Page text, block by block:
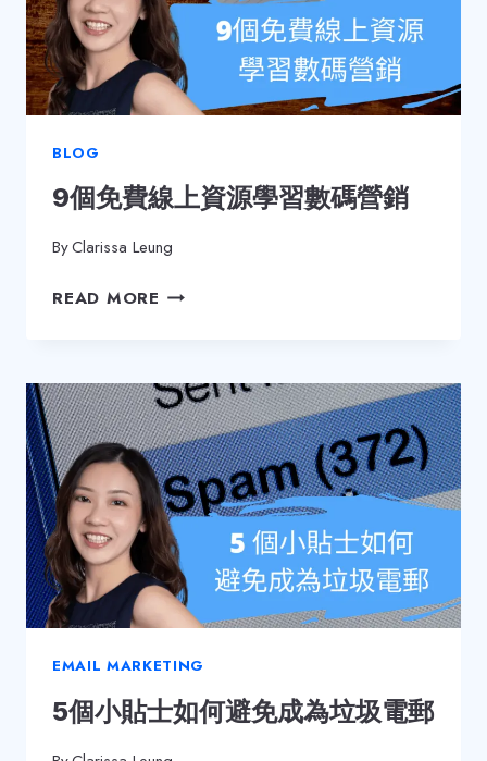
見
的
客
戶
痛
BLOG
9個免費線上資源學習數碼營銷
ByClarissa Leung
READ MORE 9
線
上
資
源
學
習
數
碼
營
銷
EMAIL MARKETING
5個小貼士如何避免成為垃圾電郵